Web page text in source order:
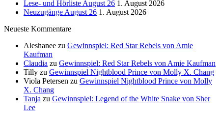
Lese- und Hörliste August 26 1. August 2026
Neuzugänge August 26 1. August 2026
Neueste Kommentare
Aleshanee zu Gewinnspiel: Red Star Rebels von Amie
Kaufman
Claudia zu Gewinnspiel: Red Star Rebels von Amie Kaufman
Tilly zu Gewinnspiel Nightblood Prince von Molly X. Chang
Viola Petersen zu Gewinnspiel Nightblood Prince von Molly
X. Chang
Tanja zu Gewinnspiel: Legend of the White Snake von Sher
Lee